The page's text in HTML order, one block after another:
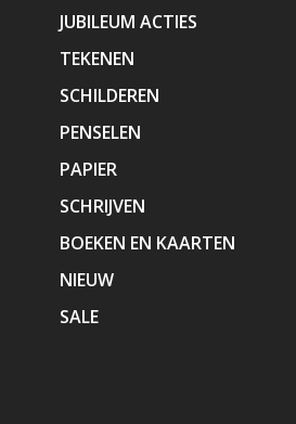
JUBILEUM ACTIES
TEKENEN
SCHILDEREN
PENSELEN
PAPIER
SCHRIJVEN
BOEKEN EN KAARTEN
NIEUW
SALE